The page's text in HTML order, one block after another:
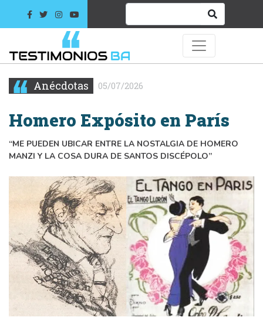
Anécdotas 05/07/2026
Homero Expósito en París
“ME PUEDEN UBICAR ENTRE LA NOSTALGIA DE HOMERO
MANZI Y LA COSA DURA DE SANTOS DISCÉPOLO”